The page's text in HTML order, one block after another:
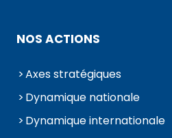
NOS ACTIONS
Axes stratégiques
Dynamique nationale
Dynamique internationale